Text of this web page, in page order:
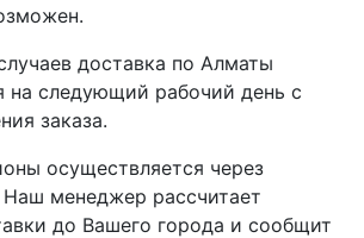
доставка по Алматы
на следующий рабочий день с
заказа.
осуществляется через
Наш менеджер рассчитает
до Вашего города и сообщит